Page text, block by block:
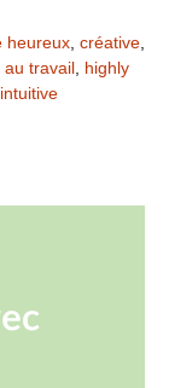
heureux créative
au travail highly
intuitive